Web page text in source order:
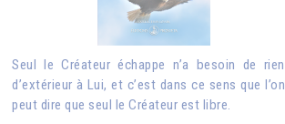
Seul le Créateur échappe n’a besoin de rien
d’extérieur à Lui, et c’est dans ce sens que l’on
peut dire que seul le Créateur est libre.